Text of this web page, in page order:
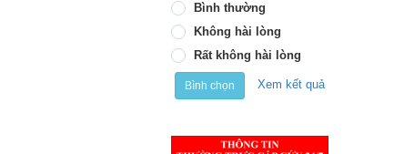
Bình thường
Không hài lòng
Rất không hài lòng
Bình chọn Xem kết quả